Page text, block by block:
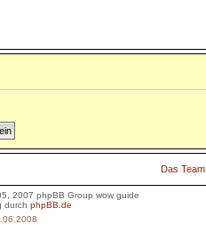
Das Team
2007 phpBB Group wow guide
durchphpBB.de